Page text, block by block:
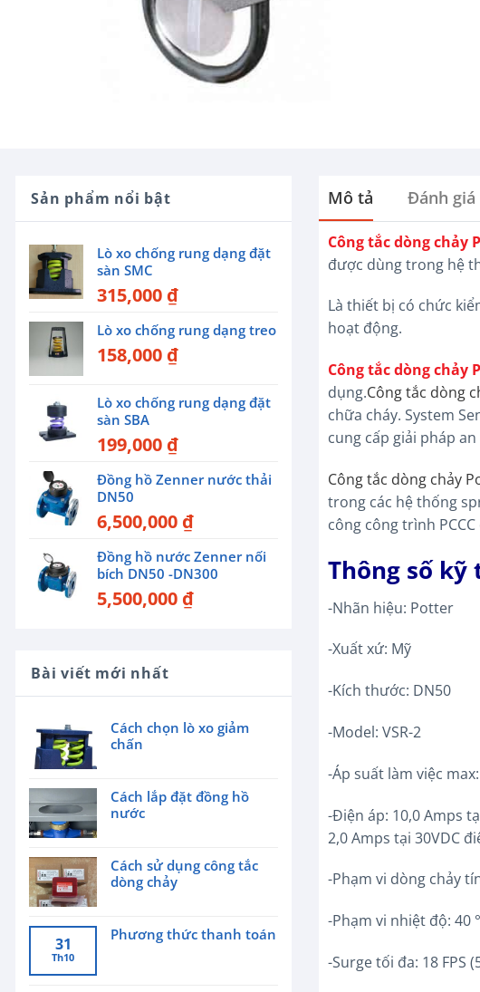
Sản phẩm nổi bật
Lò xo chống rung dạng đặt
sàn SMC
315,000 ₫
Lò xo chống rung dạng treo
158,000 ₫
Lò xo chống rung dạng đặt
sàn SBA
199,000 ₫
Đồng hồ Zenner nước thải
DN50
6,500,000 ₫
Đồng hồ nước Zenner nối
bích DN50 -DN300
5,500,000 ₫
Bài viết mới nhất
Cách chọn lò xo giảm
chấn
Cách lắp đặt đồng hồ
nước
Cách sử dụng công tắc
dòng chảy
31
Th10
Phương thức thanh toán
Mô tả Đánh giá
Công tắc dòng chảy
được dùng trong hệ
Là thiết bị có chức
hoạt động.
Công tắc dòng chảy
dụng.Công tắc dòng
chữa cháy. System
cung cấp giải pháp
Công tắc dòng chảy
trong các hệ thống
công công trình
Thông số kỹ
-Nhãn hiệu: Potter
-Xuất xứ: Mỹ
-Kích thước: DN50
-Model: VSR-2
-Áp suất làm việc max:
-Điện áp: 10,0 Amps
2,0 Amps tại
-Phạm vi dòng chảy
-Phạm vi nhiệt độ: 40 °
-Surge tối đa: 18 FPS